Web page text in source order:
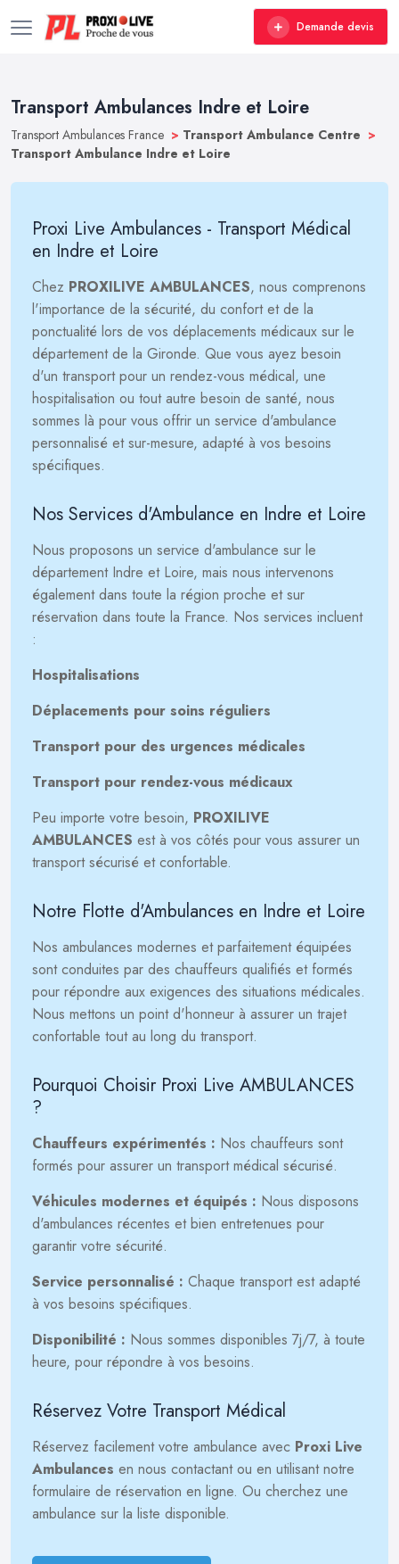
Demande devis
Transport Ambulances Indre et Loire
Transport Ambulances France > Transport Ambulance Centre >
Transport Ambulance Indre et Loire
Proxi Live Ambulances - Transport Médical
en Indre et Loire
Chez PROXILIVE AMBULANCES, nous comprenons
l'importance de la sécurité, du confort et de la
ponctualité lors de vos déplacements médicaux sur le
département de la Gironde. Que vous ayez besoin
d'un transport pour un rendez-vous médical, une
hospitalisation ou tout autre besoin de santé, nous
sommes là pour vous offrir un service d'ambulance
personnalisé et sur-mesure, adapté à vos besoins
spécifiques.
Nos Services d'Ambulance en Indre et Loire
Nous proposons un service d'ambulance sur le
département Indre et Loire, mais nous intervenons
également dans toute la région proche et sur
réservation dans toute la France. Nos services incluent
:
Hospitalisations
Déplacements pour soins réguliers
Transport pour des urgences médicales
Transport pour rendez-vous médicaux
Peu importe votre besoin, PROXILIVE
AMBULANCES est à vos côtés pour vous assurer un
transport sécurisé et confortable.
Notre Flotte d'Ambulances en Indre et Loire
Nos ambulances modernes et parfaitement équipées
sont conduites par des chauffeurs qualifiés et formés
pour répondre aux exigences des situations médicales.
Nous mettons un point d'honneur à assurer un trajet
confortable tout au long du transport.
Pourquoi Choisir Proxi Live AMBULANCES
?
Chauffeurs expérimentés : Nos chauffeurs sont
formés pour assurer un transport médical sécurisé.
Véhicules modernes et équipés : Nous disposons
d'ambulances récentes et bien entretenues pour
garantir votre sécurité.
Service personnalisé : Chaque transport est adapté
à vos besoins spécifiques.
Disponibilité : Nous sommes disponibles 7j/7, à toute
heure, pour répondre à vos besoins.
Réservez Votre Transport Médical
Réservez facilement votre ambulance avec Proxi Live
Ambulances en nous contactant ou en utilisant notre
formulaire de réservation en ligne. Ou cherchez une
ambulance sur la liste disponible.